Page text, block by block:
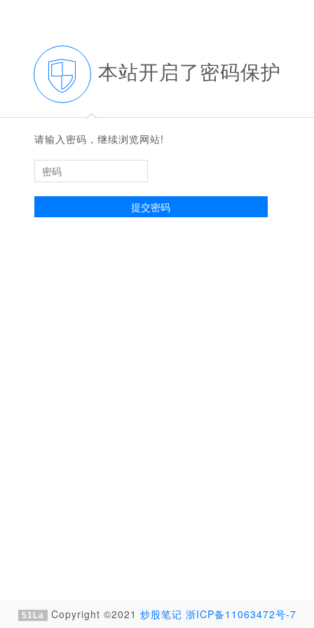
本站开启了密码保护
◆
◆
请输入密码，继续浏览网站!
提交密码
51La Copyright ©2021 炒股笔记 浙ICP备11063472号-7